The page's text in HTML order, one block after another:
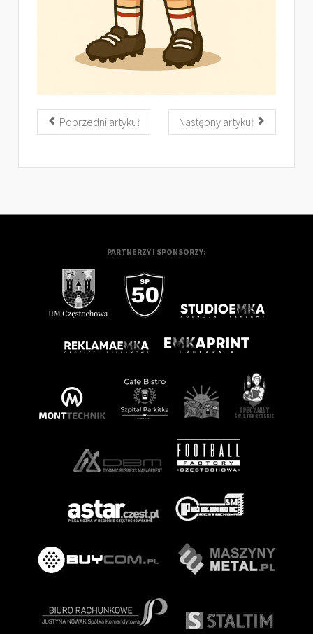
Poprzedni artykuł Następny artykuł
PARTNERZY I SPONSORZY: